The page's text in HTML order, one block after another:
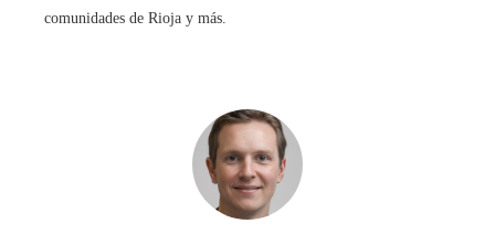
comunidades de Rioja y más.